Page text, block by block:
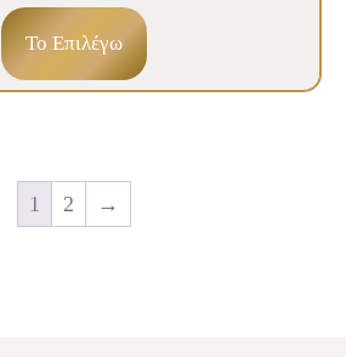
To Επιλέγω
1 2 →